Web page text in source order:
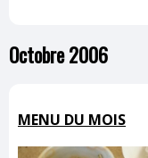
Octobre 2006
MENU DU MOIS